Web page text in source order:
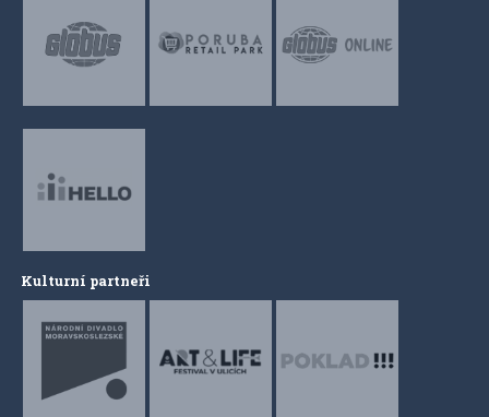
Kulturní partneři